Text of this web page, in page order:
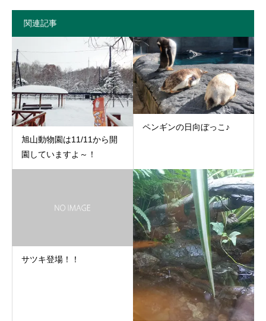
関連記事
旭山動物園は11/11から開
園していますよ～！
ペンギンの日向ぼっこ♪
サツキ登場！！